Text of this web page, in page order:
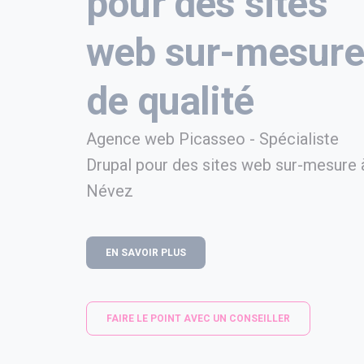
web sur-mesure
de qualité
Agence web Picasseo - Spécialiste
Drupal pour des sites web sur-mesure
Névez
EN SAVOIR PLUS
FAIRE LE POINT AVEC UN CONSEILLER